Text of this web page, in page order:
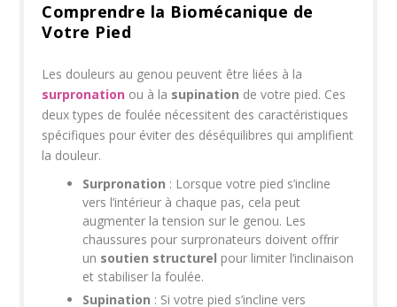
Comprendre la Biomécanique de
Votre Pied
Les douleurs au genou peuvent être liées à la
surpronation ou à la supination de votre pied. Ces
deux types de foulée nécessitent des caractéristiques
spécifiques pour éviter des déséquilibres qui amplifient
la douleur.
Surpronation : Lorsque votre pied s’incline
vers l’intérieur à chaque pas, cela peut
augmenter la tension sur le genou. Les
chaussures pour surpronateurs doivent offrir
un soutien structurel pour limiter l’inclinaison
et stabiliser la foulée.
Supination : Si votre pied s’incline vers